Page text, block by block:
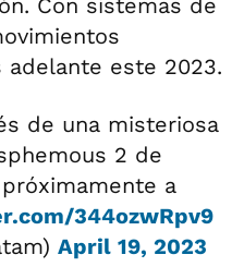
Con sistemas de
este 2023.
de una misteriosa
2 de
a
344ozwRpv9
April 19, 2023